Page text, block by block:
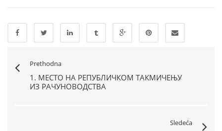
Prethodna
1. МЕСТО НА РЕПУБЛИЧКОМ ТАКМИЧЕЊУ
ИЗ РАЧУНОВОДСТВА
Sledeća